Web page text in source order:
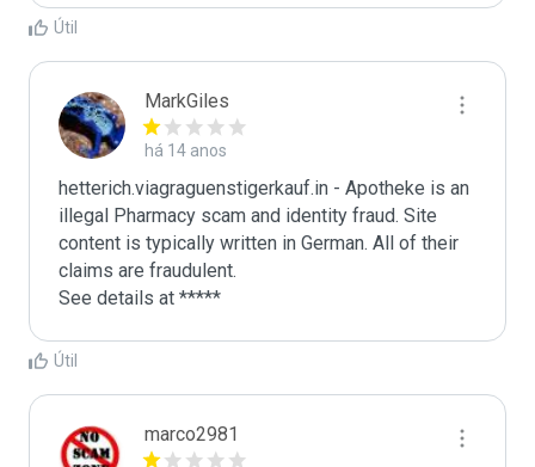
Útil
MarkGiles
há 14 anos
hetterich.viagraguenstigerkauf.in - Apotheke is an
illegal Pharmacy scam and identity fraud. Site
content is typically written in German. All of their
claims are fraudulent.
See details at *****
Útil
marco2981